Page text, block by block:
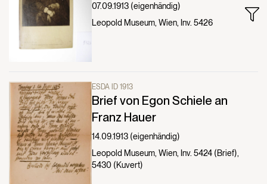
07.09.1913 (eigenhändig)
Leopold Museum, Wien, Inv. 5426
ESDA ID 1913
Brief von Egon Schiele an
Franz Hauer
14.09.1913 (eigenhändig)
Leopold Museum, Wien, Inv. 5424 (Brief),
5430 (Kuvert)